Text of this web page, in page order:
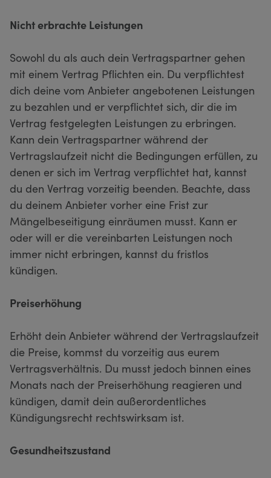
Nicht erbrachte Leistungen
Sowohl du als auch dein Vertragspartner gehen
mit einem Vertrag Pflichten ein. Du verpflichtest
dich deine vom Anbieter angebotenen Leistungen
zu bezahlen und er verpflichtet sich, dir die im
Vertrag festgelegten Leistungen zu erbringen.
Kann dein Vertragspartner während der
Vertragslaufzeit nicht die Bedingungen erfüllen, zu
denen er sich im Vertrag verpflichtet hat, kannst
du den Vertrag vorzeitig beenden. Beachte, dass
du deinem Anbieter vorher eine Frist zur
Mängelbeseitigung einräumen musst. Kann er
oder will er die vereinbarten Leistungen noch
immer nicht erbringen, kannst du fristlos
kündigen.
Preiserhöhung
Erhöht dein Anbieter während der Vertragslaufzeit
die Preise, kommst du vorzeitig aus eurem
Vertragsverhältnis. Du musst jedoch binnen eines
Monats nach der Preiserhöhung reagieren und
kündigen, damit dein außerordentliches
Kündigungsrecht rechtswirksam ist.
Gesundheitszustand